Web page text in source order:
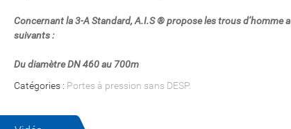
Concernant la 3-A Standard, A.I.S ® propose les trous d’homme
suivants :
Du diamètre DN 460 au 700m
Catégories : Portes à pression sans DESP.